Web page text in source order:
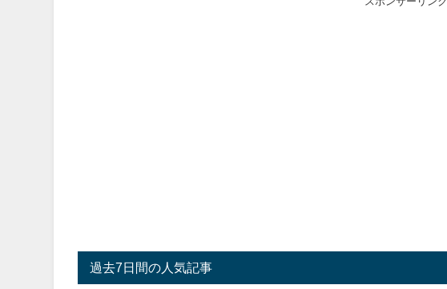
過去7日間の人気記事